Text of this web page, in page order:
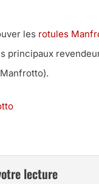
les rotules
principaux
lecture